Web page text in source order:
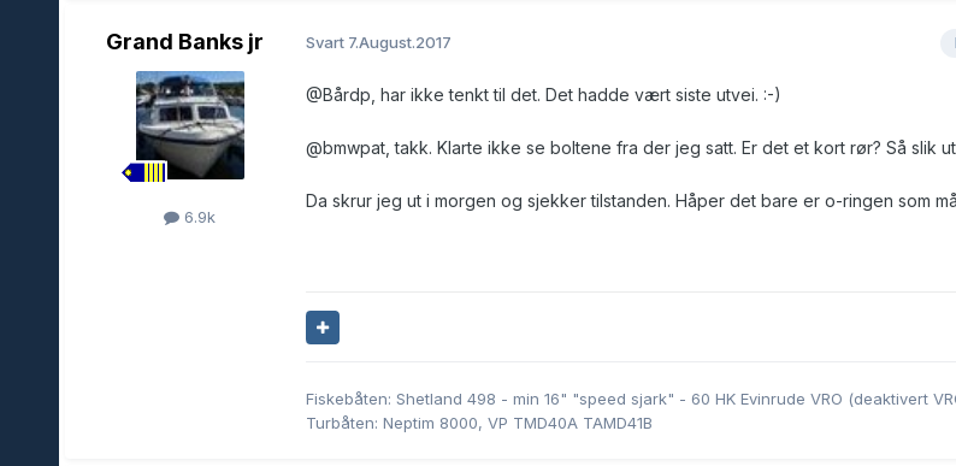
Grand Banks jr
6.9k
Svart 7.August.2017
@Bårdp , har ikke tenkt til det. Det hadde vært siste utvei. :-)
@bmwpat, takk. Klarte ikke se boltene fra der jeg satt. Er det et kort rør? Så slik
Da skrur jeg ut i morgen og sjekker tilstanden. Håper det bare er o-ringen som
Fiskebåten: Shetland 498 - min 16" "speed sjark" - 60 HK Evinrude VRO (deaktivert
Turbåten: Neptim 8000, VP TMD40A TAMD41B